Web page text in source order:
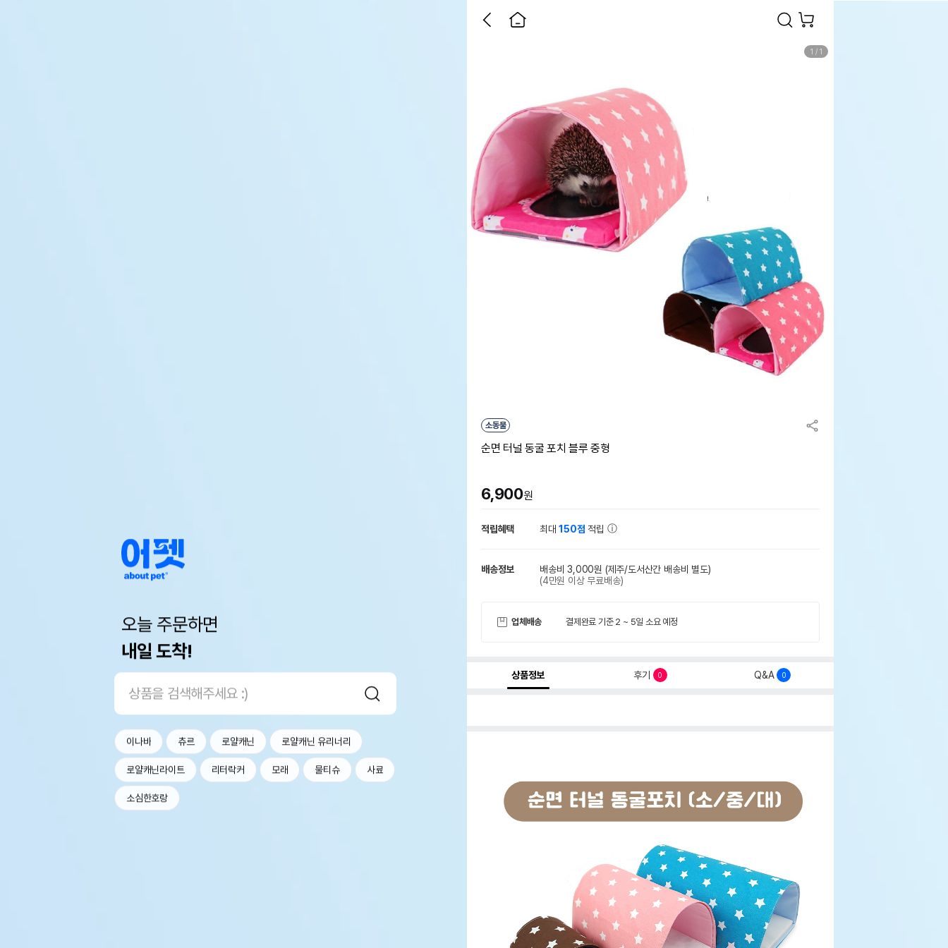
오늘 주문하면
내일 도착!
이나바 츄르 로얄캐닌 로얄캐닌 유리너리
로얄캐닌라이트 리터락커 모래 물티슈 사료
소심한호랑
1 / 1
소동물
순면 터널 동굴 포치 블루 중형
6,900원
적립혜택 최대150점 적립
배송정보 배송비 3,000원 (제주/도서산간 배송비 별도)
(4만원 이상 무료배송)
업체배송 결제완료 기준 2 ~ 5일 소요 예정
상품정보 후기 0 Q&A 0